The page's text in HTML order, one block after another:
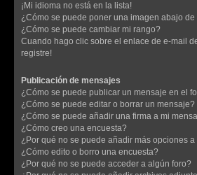
¡Mi idioma no está en la lista!
¿Cómo se puede poner una imagen abajo
¿Cómo se puede cambiar mi rango?
Cuando hago clic sobre el enlace de e-mail
registre!
Publicación de mensajes
¿Cómo se puede publicar un mensaje en el
¿Cómo se puede editar o borrar un mensaje?
¿Cómo se puede añadir una firma a mi
¿Cómo creo una encuesta?
¿Por qué no se puede añadir más opciones
¿Cómo edito o borro una encuesta?
¿Por qué no se puede acceder a algún foro?